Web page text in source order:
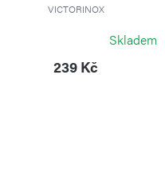
VICTORINOX
Skladem
239 Kč